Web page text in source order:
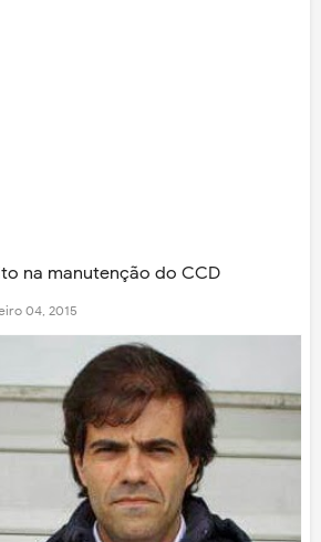
na manutenção do CCD
04, 2015